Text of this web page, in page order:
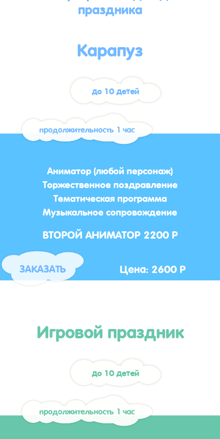
праздника
Карапуз
до 10 детей
продолжительность 1 час
Аниматор (любой персонаж)
Торжественное поздравление
Тематическая программа
Музыкальное сопровождение
ВТОРОЙ АНИМАТОР 2200 Р
ЗАКАЗАТЬ Цена: 2600 Р
Игровой праздник
до 10 детей
продолжительность 1 час